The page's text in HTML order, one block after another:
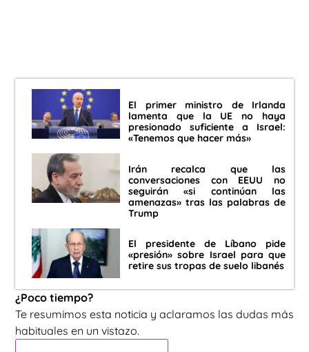
El primer ministro de Irlanda
lamenta que la UE no haya
presionado suficiente a Israel:
«Tenemos que hacer más»
Irán recalca que las
conversaciones con EEUU no
seguirán «si continúan las
amenazas» tras las palabras de
Trump
El presidente de Líbano pide
«presión» sobre Israel para que
retire sus tropas de suelo libanés
¿Poco tiempo?
Te resumimos esta noticia y aclaramos las dudas más
habituales en un vistazo.